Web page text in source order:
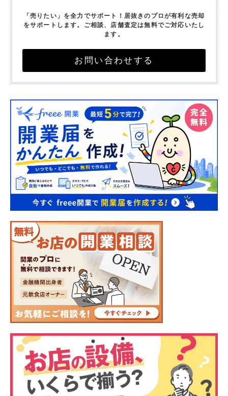
「売りたい」を全力でサポート！ 居抜きのプロが有利な売却
をサポートします。 ご相談、店舗査定は無料でご対応いたし
ます。
お問い合わせする